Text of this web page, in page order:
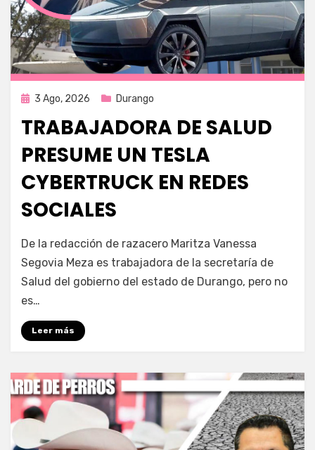
Publicada
3 Ago, 2026 Durango
TRABAJADORA DE SALUD
PRESUME UN TESLA
CYBERTRUCK EN REDES
SOCIALES
por Fernando Miranda Servín
De la redacción de razacero Maritza Vanessa
Segovia Meza es trabajadora de la secretaría de
Salud del gobierno del estado de Durango, pero no
es…
Leer más